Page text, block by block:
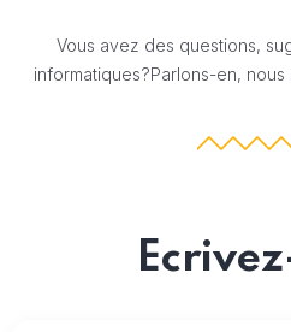
Vous avez des questions,
informatiques?Parlons-en,